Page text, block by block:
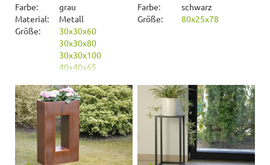
Farbe:
grau
Material:
Metall
Größe:
30x30x60
30x30x80
30x30x100
40x40x65
40x40x105
Farbe:
schwarz
Größe:
80x25x78